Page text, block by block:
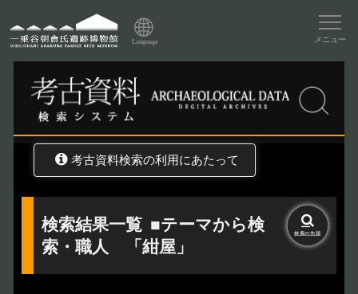
メニュー
Language
資料データベーストップ
考古資料検索
考古資料検索の利用にあたって
検索の先頭
検索結果一覧 ■テーマから検
索・職人 「紺屋」